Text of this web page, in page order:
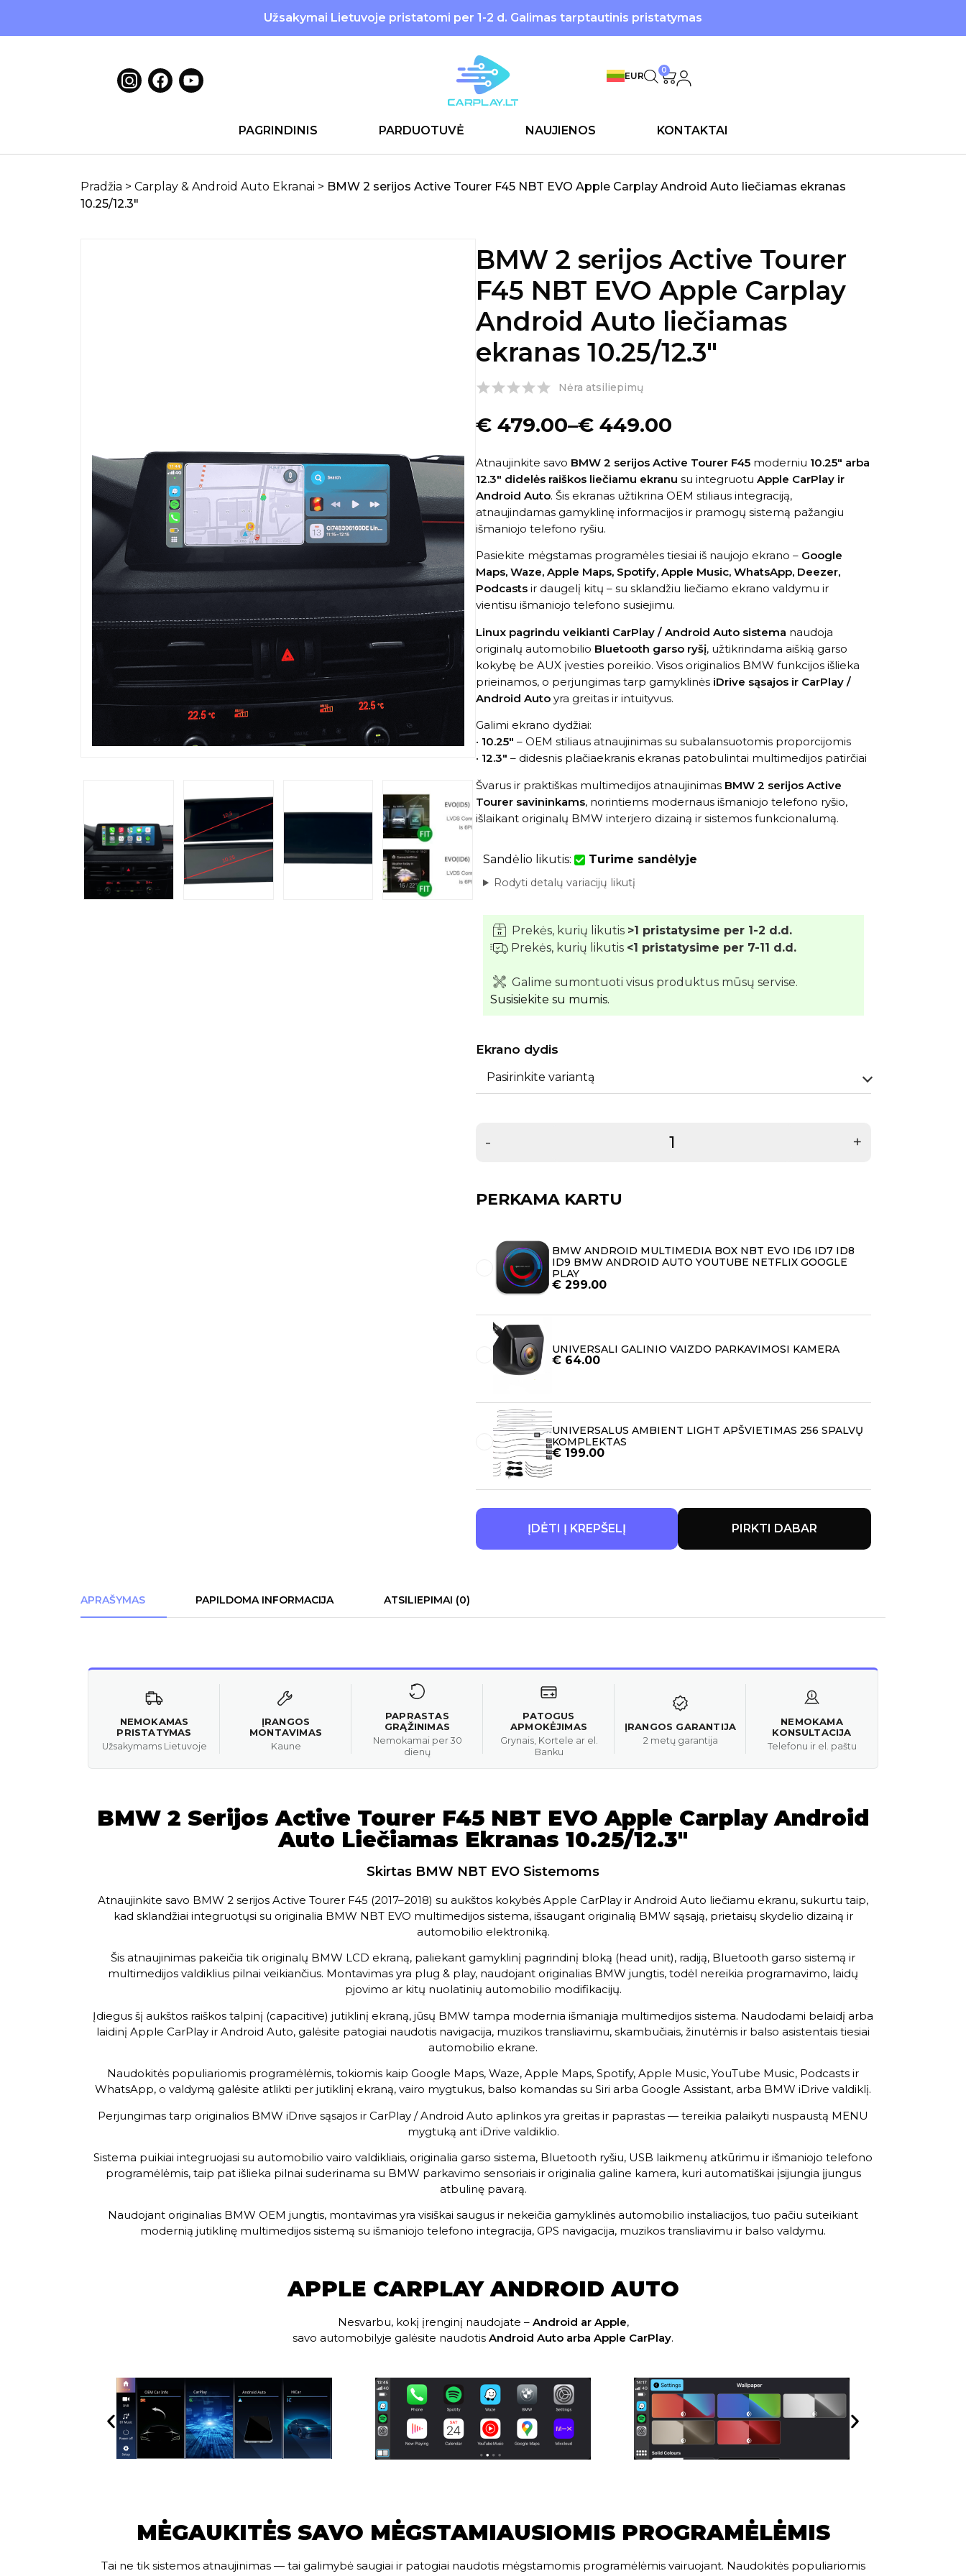
Užsakymai Lietuvoje pristatomi per 1-2 d. Galimas tarptautinis pristatymas
EUR
0
PAGRINDINIS PARDUOTUVĖ NAUJIENOS KONTAKTAI
Pradžia > Carplay & Android Auto Ekranai > BMW 2 serijos Active Tourer F45 NBT EVO Apple Carplay Android Auto liečiamas ekranas
10.25/12.3″
BMW 2 serijos Active Tourer
F45 NBT EVO Apple Carplay
Android Auto liečiamas
ekranas 10.25/12.3″
Nėra atsiliepimų
€ 449.00
–
€ 479.00
Atnaujinkite savo BMW 2 serijos Active Tourer F45 moderniu 10.25″ arba
12.3″ didelės raiškos liečiamu ekranu su integruotu Apple CarPlay ir
Android Auto. Šis ekranas užtikrina OEM stiliaus integraciją,
atnaujindamas gamyklinę informacijos ir pramogų sistemą pažangiu
išmaniojo telefono ryšiu.
Pasiekite mėgstamas programėles tiesiai iš naujojo ekrano – Google
Maps, Waze, Apple Maps, Spotify, Apple Music, WhatsApp, Deezer,
Podcasts ir daugelį kitų – su sklandžiu liečiamo ekrano valdymu ir
vientisu išmaniojo telefono susiejimu.
Linux pagrindu veikianti CarPlay / Android Auto sistema naudoja
originalų automobilio Bluetooth garso ryšį, užtikrindama aiškią garso
kokybę be AUX įvesties poreikio. Visos originalios BMW funkcijos išlieka
prieinamos, o perjungimas tarp gamyklinės iDrive sąsajos ir CarPlay /
Android Auto yra greitas ir intuityvus.
Galimi ekrano dydžiai:
• 10.25″ – OEM stiliaus atnaujinimas su subalansuotomis proporcijomis
• 12.3″ – didesnis plačiaekranis ekranas patobulintai multimedijos patirčiai
Švarus ir praktiškas multimedijos atnaujinimas BMW 2 serijos Active
Tourer savininkams, norintiems modernaus išmaniojo telefono ryšio,
išlaikant originalų BMW interjero dizainą ir sistemos funkcionalumą.
Sandėlio likutis: Turime sandėlyje
Rodyti detalų variacijų likutį
Prekės, kurių likutis >1 pristatysime per 1-2 d.d.
Prekės, kurių likutis <1 pristatysime per 7-11 d.d.
Galime sumontuoti visus produktus mūsų servise.
Susisiekite su mumis.
Ekrano dydis
Pasirinkite variantą
- +
PERKAMA KARTU
BMW ANDROID MULTIMEDIA BOX NBT EVO ID6 ID7 ID8
ID9 BMW ANDROID AUTO YOUTUBE NETFLIX GOOGLE
PLAY
€ 299.00
UNIVERSALI GALINIO VAIZDO PARKAVIMOSI KAMERA
€ 64.00
UNIVERSALUS AMBIENT LIGHT APŠVIETIMAS 256 SPALVŲ
KOMPLEKTAS
€ 199.00
ĮDĖTI Į KREPŠELĮ PIRKTI DABAR
APRAŠYMAS PAPILDOMA INFORMACIJA ATSILIEPIMAI (0)
NEMOKAMAS
PRISTATYMAS
Užsakymams Lietuvoje
ĮRANGOS
MONTAVIMAS
Kaune
PAPRASTAS
GRĄŽINIMAS
Nemokamai per 30
dienų
PATOGUS
APMOKĖJIMAS
Grynais, Kortele ar el.
Banku
ĮRANGOS GARANTIJA
2 metų garantija
NEMOKAMA
KONSULTACIJA
Telefonu ir el. paštu
BMW 2 Serijos Active Tourer F45 NBT EVO Apple Carplay Android
Auto Liečiamas Ekranas 10.25/12.3″
Skirtas BMW NBT EVO Sistemoms
Atnaujinkite savo BMW 2 serijos Active Tourer F45 (2017–2018) su aukštos kokybės Apple CarPlay ir Android Auto liečiamu ekranu, sukurtu taip,
kad sklandžiai integruotųsi su originalia BMW NBT EVO multimedijos sistema, išsaugant originalią BMW sąsają, prietaisų skydelio dizainą ir
automobilio elektroniką.
Šis atnaujinimas pakeičia tik originalų BMW LCD ekraną, paliekant gamyklinį pagrindinį bloką (head unit), radiją, Bluetooth garso sistemą ir
multimedijos valdiklius pilnai veikiančius. Montavimas yra plug & play, naudojant originalias BMW jungtis, todėl nereikia programavimo, laidų
pjovimo ar kitų nuolatinių automobilio modifikacijų.
Įdiegus šį aukštos raiškos talpinį (capacitive) jutiklinį ekraną, jūsų BMW tampa modernia išmaniąja multimedijos sistema. Naudodami belaidį arba
laidinį Apple CarPlay ir Android Auto, galėsite patogiai naudotis navigacija, muzikos transliavimu, skambučiais, žinutėmis ir balso asistentais tiesiai
automobilio ekrane.
Naudokitės populiariomis programėlėmis, tokiomis kaip Google Maps, Waze, Apple Maps, Spotify, Apple Music, YouTube Music, Podcasts ir
WhatsApp, o valdymą galėsite atlikti per jutiklinį ekraną, vairo mygtukus, balso komandas su Siri arba Google Assistant, arba BMW iDrive valdiklį.
Perjungimas tarp originalios BMW iDrive sąsajos ir CarPlay / Android Auto aplinkos yra greitas ir paprastas — tereikia palaikyti nuspaustą MENU
mygtuką ant iDrive valdiklio.
Sistema puikiai integruojasi su automobilio vairo valdikliais, originalia garso sistema, Bluetooth ryšiu, USB laikmenų atkūrimu ir išmaniojo telefono
programėlėmis, taip pat išlieka pilnai suderinama su BMW parkavimo sensoriais ir originalia galine kamera, kuri automatiškai įsijungia įjungus
atbulinę pavarą.
Naudojant originalias BMW OEM jungtis, montavimas yra visiškai saugus ir nekeičia gamyklinės automobilio instaliacijos, tuo pačiu suteikiant
modernią jutiklinę multimedijos sistemą su išmaniojo telefono integracija, GPS navigacija, muzikos transliavimu ir balso valdymu.
APPLE CARPLAY ANDROID AUTO
Nesvarbu, kokį įrenginį naudojate – Android ar Apple,
savo automobilyje galėsite naudotis Android Auto arba Apple CarPlay.
MĖGAUKITĖS SAVO MĖGSTAMIAUSIOMIS PROGRAMĖLĖMIS
Tai ne tik sistemos atnaujinimas — tai galimybė saugiai ir patogiai naudotis mėgstamomis programėlėmis vairuojant. Naudokitės populiariomis